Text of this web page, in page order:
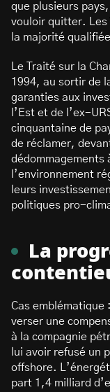
que plusieurs
vouloir quitter. Les
la majorité
Le Traité sur la
1994, au sortir de
garanties aux
l’Est et de l’ex-
cinquantaine de
de réclamer,
dédommagements
l’environnement
leurs
politiques pro-
La
Cas emblématique
verser une
à la compagnie
lui avoir refusé un
offshore.
part 1,4 milliard